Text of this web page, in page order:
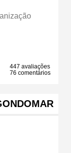
447 avaliações
76 comentários